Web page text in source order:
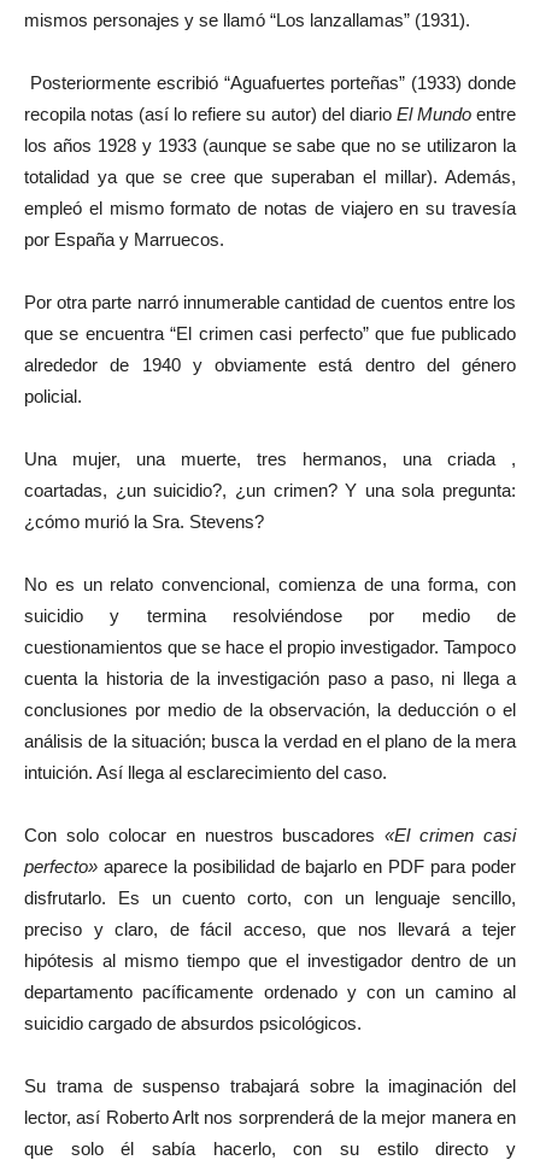
mismos personajes y se llamó “Los lanzallamas” (1931).
Posteriormente escribió “Aguafuertes porteñas” (1933) donde
recopila notas (así lo refiere su autor) del diario El Mundoentre
los años 1928 y 1933 (aunque se sabe que no se utilizaron la
totalidad ya que se cree que superaban el millar). Además,
empleó el mismo formato de notas de viajero en su travesía
por España y Marruecos.
Por otra parte narró innumerable cantidad de cuentos entre los
que se encuentra “El crimen casi perfecto” que fue publicado
alrededor de 1940 y obviamente está dentro del género
policial.
Una mujer, una muerte, tres hermanos, una criada ,
coartadas, ¿un suicidio?, ¿un crimen? Y una sola pregunta:
¿cómo murió la Sra. Stevens?
No es un relato convencional, comienza de una forma, con
suicidio y termina resolviéndose por medio de
cuestionamientos que se hace el propio investigador. Tampoco
cuenta la historia de la investigación paso a paso, ni llega a
conclusiones por medio de la observación, la deducción o el
análisis de la situación; busca la verdad en el plano de la mera
intuición. Así llega al esclarecimiento del caso.
Con solo colocar en nuestros buscadores«El crimen casi
perfecto» aparece la posibilidad de bajarlo en PDF para poder
disfrutarlo. Es un cuento corto, con un lenguaje sencillo,
preciso y claro, de fácil acceso, que nos llevará a tejer
hipótesis al mismo tiempo que el investigador dentro de un
departamento pacíficamente ordenado y con un camino al
suicidio cargado de absurdos psicológicos.
Su trama de suspenso trabajará sobre la imaginación del
lector, así Roberto Arlt nos sorprenderá de la mejor manera en
que solo él sabía hacerlo, con su estilo directo y